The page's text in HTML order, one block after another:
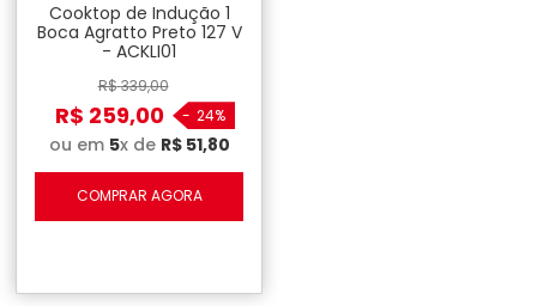
Cooktop de Indução 1
Boca Agratto Preto 127 V
- ACKLI01
R$339,00
R$ 259,00 - 24%
ou em 5x de R$ 51,80
COMPRAR AGORA